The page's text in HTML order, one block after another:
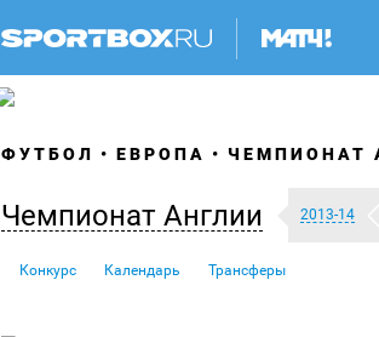
ФУТБОЛ ЕВРОПА ЧЕМПИОНАТ
Чемпионат Англии 2013-14
Конкурс Календарь Трансферы